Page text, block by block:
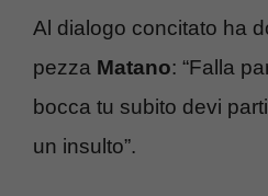
Al dialogo concitato ha
pezza Matano: “Falla
bocca tu subito devi
un insulto”.